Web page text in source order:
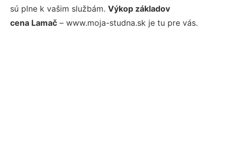
sú plne k vašim službám. Výkop základov
cena Lamač – www.moja-studna.sk je tu pre vás.